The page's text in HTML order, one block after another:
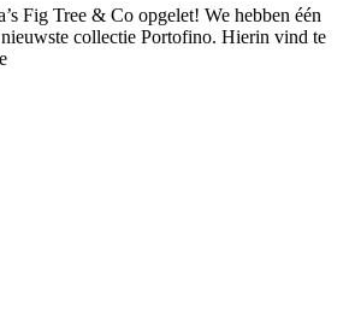
Fig Tree & Co opgelet! We hebben één
collectie Portofino. Hierin vind te